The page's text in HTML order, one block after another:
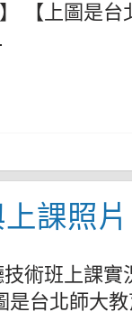
【上圖是
課照片
技術班上課
是台北師大